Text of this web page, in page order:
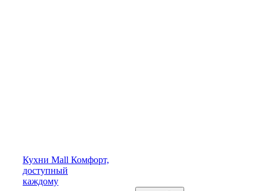
Кухни Mall Комфорт,
доступный
каждому